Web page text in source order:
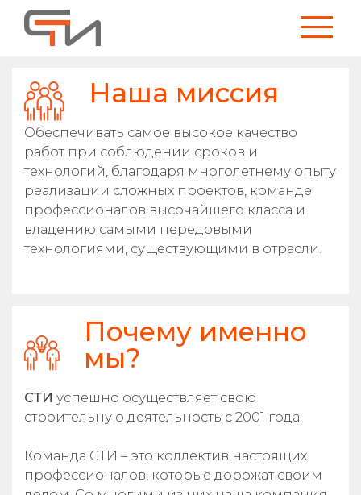
Наша миссия
Обеспечивать самое высокое качество
работ при соблюдении сроков и
технологий, благодаря многолетнему опыту
реализации сложных проектов, команде
профессионалов высочайшего класса и
владению самыми передовыми
технологиями, существующими в отрасли.
Почему именно
мы?
СТИ успешно осуществляет свою
строительную деятельность с 2001 года.
Команда СТИ – это коллектив настоящих
профессионалов, которые дорожат своим